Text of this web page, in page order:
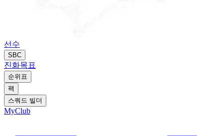
선수
SBC
진화목표
순위표
팩
스쿼드 빌더
MyClub